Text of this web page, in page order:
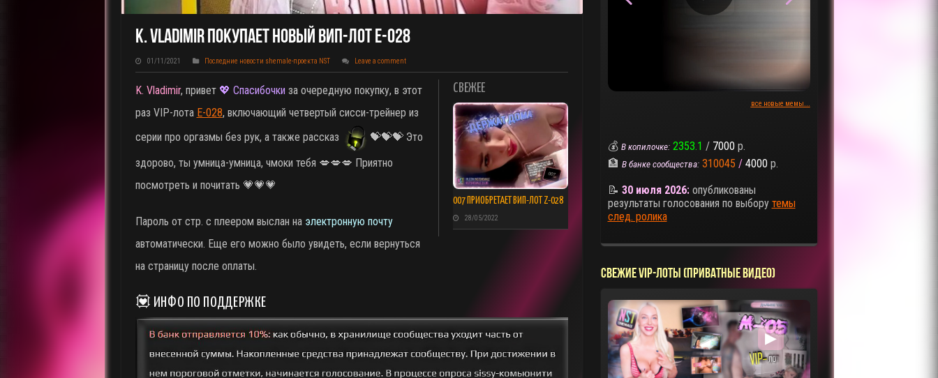
K. Vladimir Покупает Новый ВИП-Лот E-028
01/11/2021 Последние новости shemale-проекта NST Leave a comment
СВЕЖЕЕ
007 ПРИОБРЕТАЕТ ВИП-ЛОТ Z-028
28/05/2022
K. Vladimir, привет 💖 Спасибочки за очередную покупку, в этот
раз VIP-лота E-028, включающий четвертый сисси-трейнер из
серии про оргазмы без рук, а также рассказ
💝💝💝 Это
здорово, ты умница-умница, чмоки тебя 💋💋💋 Приятно
посмотреть и почитать 💗💗💗
Пароль от стр. с плеером выслан на электронную почту
автоматически. Еще его можно было увидеть, если вернуться
на страницу после оплаты.
💟 ИНФО ПО ПОДДЕРЖКЕ
все новые мемы...
💰 В копилочке: 2353.1 / 7000 р.
🏦 В банке сообщества: 310045 / 4000 р.
📝 30 июля 2026:опубликованы
результаты голосования по выбору темы
след. ролика
СВЕЖИЕ VIP-ЛОТЫ (ПРИВАТНЫЕ ВИДЕО)
▶